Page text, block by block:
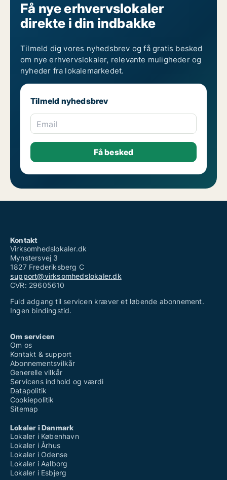
Få nye erhvervslokaler
direkte i din indbakke
Tilmeld dig vores nyhedsbrev og få gratis besked
om nye erhvervslokaler, relevante muligheder og
nyheder fra lokalemarkedet.
Tilmeld nyhedsbrev
Email
Kontakt
Virksomhedslokaler.dk
Mynstersvej 3
1827 Frederiksberg C
support@virksomhedslokaler.dk
CVR: 29605610
Fuld adgang til servicen kræver et løbende abonnement.
Ingen bindingstid.
Om servicen
Om os
Kontakt & support
Abonnementsvilkår
Generelle vilkår
Servicens indhold og værdi
Datapolitik
Cookiepolitik
Sitemap
Lokaler i Danmark
Lokaler i København
Lokaler i Århus
Lokaler i Odense
Lokaler i Aalborg
Lokaler i Esbjerg